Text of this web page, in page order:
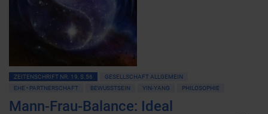
ZEITENSCHRIFT NR. 19, S.56
GESELLSCHAFT ALLGEMEIN
EHE • PARTNERSCHAFT
BEWUSSTSEIN YIN-YANG PHILOSOPHIE
Mann-Frau-Balance: Ideal